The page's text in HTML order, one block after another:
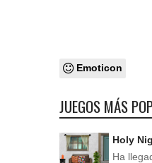
Emoticon
JUEGOS MÁS
Holy
Ha